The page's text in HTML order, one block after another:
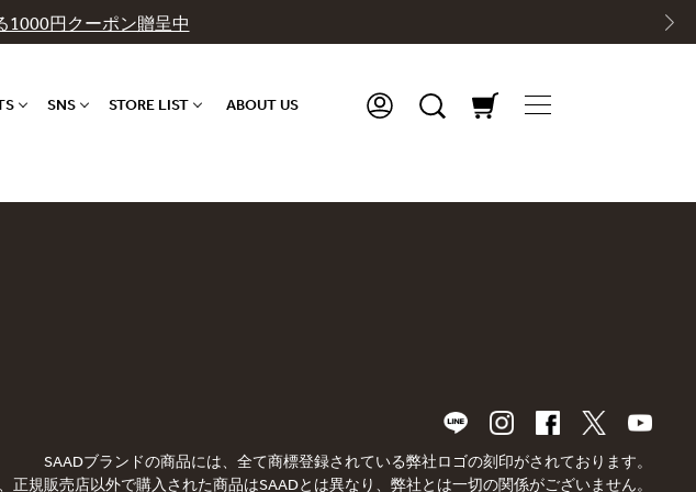
1000円クーポン贈呈中
SNS STORE LIST ABOUT US
SAADブランドの商品には、全て商標登録されている弊社ロゴの刻印がされております。
正規販売店以外で購入された商品はSAADとは異なり、弊社とは一切の関係がございません。